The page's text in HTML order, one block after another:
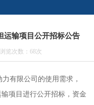
运输项目公开招标公告
浏览次数： 68次
有限公司的使用需求，
项目进行公开招标，资金